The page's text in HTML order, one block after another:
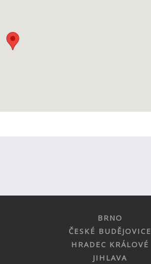
BRNO
ČESKÉ BUDĚJOVICE
HRADEC KRÁLOVÉ
JIHLAVA